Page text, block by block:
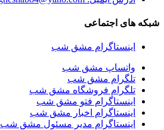
شبکه های اجتماعی
اینستاگرام مشق شب
واتساپ مشق شب
تلگرام مشق شب
تلگرام فروشگاه مشق شب
اینستاگرام فتو مشق شب
اینستاگرام اخبار مشق شب
اینستاگرام مدیر مسئول مشق شب